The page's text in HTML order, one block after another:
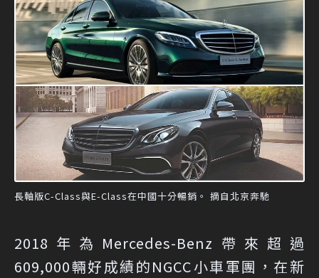
長軸版C-Class與E-Class在中國十分暢銷。 摘自北京奔馳
2018年為Mercedes-Benz帶來超過
609,000輛好成績的NGCC小車軍團，在新